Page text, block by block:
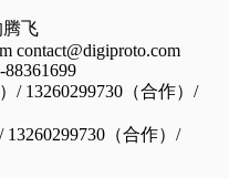
腾飞
contact@digiproto.com
88361699
13260299730（合作）/